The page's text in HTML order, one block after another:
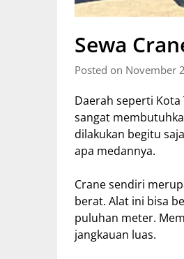
Sewa
Posted on November
Daerah seperti
sangat
dilakukan begitu
apa medannya.
Crane sendiri
berat. Alat ini bisa
puluhan meter.
jangkauan luas.